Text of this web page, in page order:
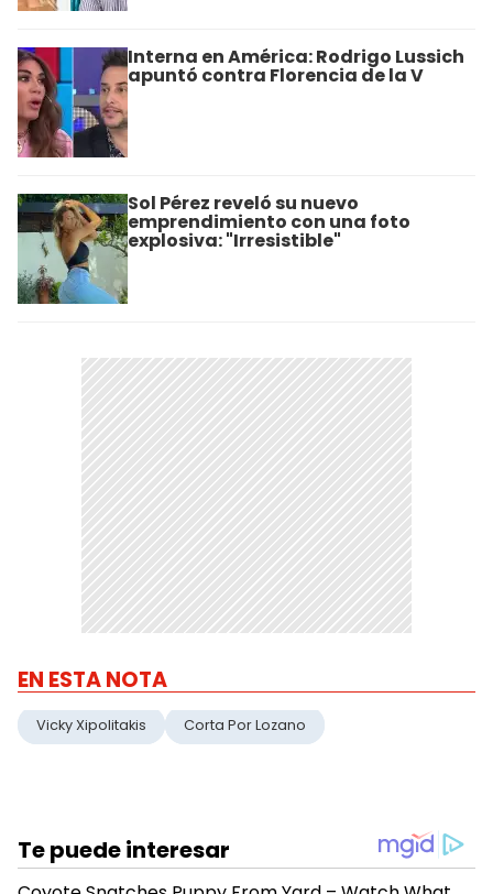
Interna en América: Rodrigo Lussich
apuntó contra Florencia de la V
Sol Pérez reveló su nuevo
emprendimiento con una foto
explosiva: "Irresistible"
EN ESTA NOTA
Vicky Xipolitakis Corta Por Lozano